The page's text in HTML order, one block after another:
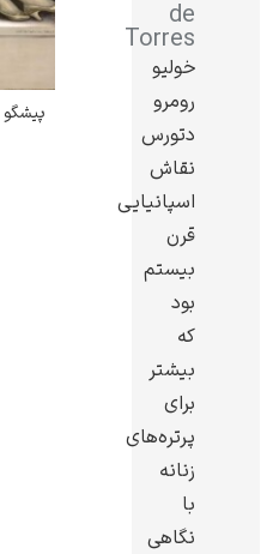
ونسان ون گوگ
de
Torres
خولیو
رومرو
دتورس
نقاش
اسپانیایی
قرن
بیستم
بود
که
بیشتر
برای
پرتره‌های
زنانه
با
نگاهی